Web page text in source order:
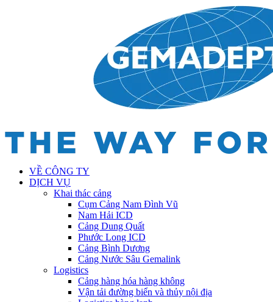
VỀ CÔNG TY
DỊCH VỤ
Khai thác cảng
Cụm Cảng Nam Đình Vũ
Nam Hải ICD
Cảng Dung Quất
Phước Long ICD
Cảng Bình Dương
Cảng Nước Sâu Gemalink
Logistics
Cảng hàng hóa hàng không
Vận tải đường biển và thủy nội địa